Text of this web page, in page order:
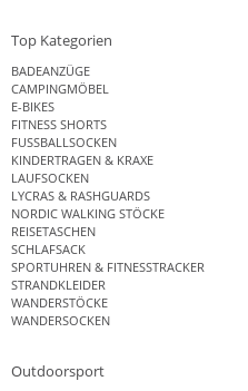
Top Kategorien
BADEANZÜGE
CAMPINGMÖBEL
E-BIKES
FITNESS SHORTS
FUSSBALLSOCKEN
KINDERTRAGEN & KRAXE
LAUFSOCKEN
LYCRAS & RASHGUARDS
NORDIC WALKING STÖCKE
REISETASCHEN
SCHLAFSACK
SPORTUHREN & FITNESSTRACKER
STRANDKLEIDER
WANDERSTÖCKE
WANDERSOCKEN
Outdoorsport